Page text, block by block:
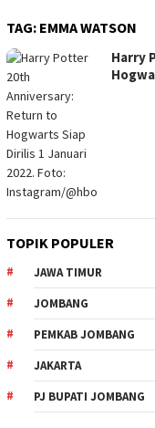
TAG: EMMA WATSON
Harry
TOPIK POPULER
JAWA TIMUR
JOMBANG
PEMKAB JOMBANG
JAKARTA
PJ BUPATI JOMBANG